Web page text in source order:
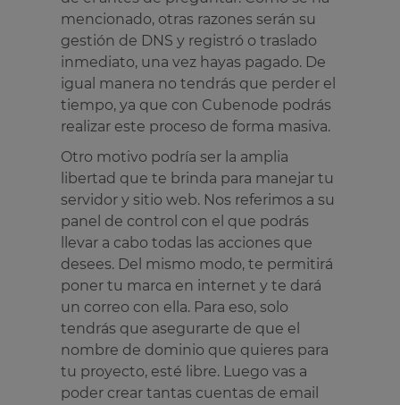
mencionado, otras razones serán su
gestión de DNS y registró o traslado
inmediato, una vez hayas pagado. De
igual manera no tendrás que perder el
tiempo, ya que con Cubenode podrás
realizar este proceso de forma masiva.
Otro motivo podría ser la amplia
libertad que te brinda para manejar tu
servidor y sitio web. Nos referimos a su
panel de control con el que podrás
llevar a cabo todas las acciones que
desees. Del mismo modo, te permitirá
poner tu marca en internet y te dará
un correo con ella. Para eso, solo
tendrás que asegurarte de que el
nombre de dominio que quieres para
tu proyecto, esté libre. Luego vas a
poder crear tantas cuentas de email